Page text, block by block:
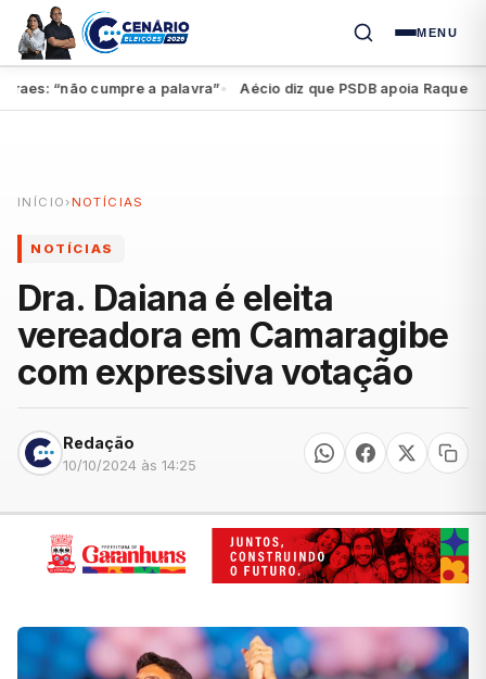
MENU
“não cumpre a palavra”● Aécio diz que PSDB apoia Raquel,
INÍCIO › NOTÍCIAS
NOTÍCIAS
Dra. Daiana é eleita
vereadora em Camaragibe
com expressiva votação
Redação
10/10/2024 às 14:25